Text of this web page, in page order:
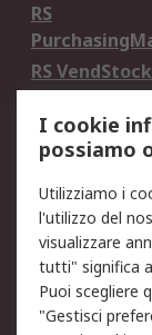
RS
RS
Legale
Informativa
Email
Condizioni
I cookie
possiamo
Utilizziamo i
l'utilizzo del
visualizzare
tutti" significa
Puoi scegliere
"Gestisci